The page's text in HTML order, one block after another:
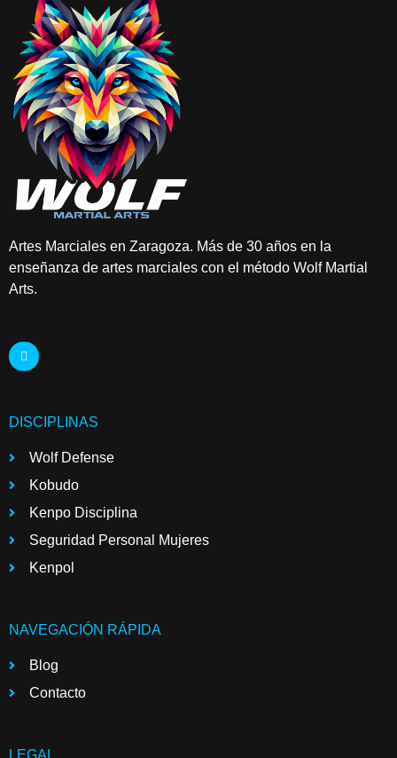
Artes Marciales en Zaragoza. Más de 30 años en la
enseñanza de artes marciales con el método Wolf Martial
Arts.
DISCIPLINAS
Wolf Defense
Kobudo
Kenpo Disciplina
Seguridad Personal Mujeres
Kenpol
NAVEGACIÓN RÁPIDA
Blog
Contacto